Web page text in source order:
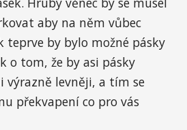
aby na něm vůbec
teprve by bylo možné pásky
o tom, že by asi pásky
výrazně levněji, a tím se
překvapení co pro vás